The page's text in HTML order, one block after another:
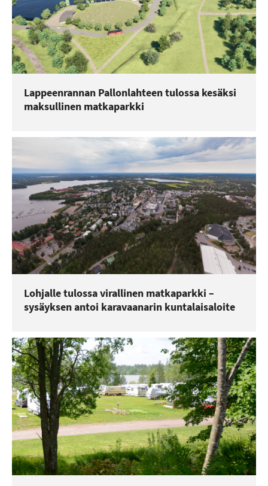
Lappeenrannan Pallonlahteen tulossa kesäksi
maksullinen matkaparkki
Lohjalle tulossa virallinen matkaparkki –
sysäyksen antoi karavaanarin kuntalaisaloite